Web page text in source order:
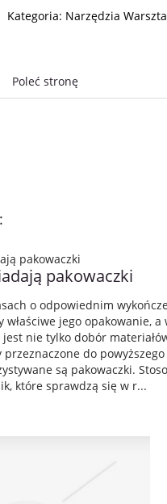
Kategoria: Narzędzia
Poleć stronę
pakowaczki
o odpowiednim
jego opakowanie, a
nie tylko dobór
do
są pakowaczki.
które sprawdzą się w r...